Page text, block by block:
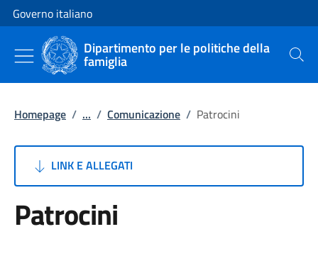
Vai al contenuto
Vai alla navigazione del sito
Governo italiano
Dipartimento per le politiche della
famiglia Cerca
Homepage / ... / Comunicazione / Patrocini
LINK E ALLEGATI
Patrocini